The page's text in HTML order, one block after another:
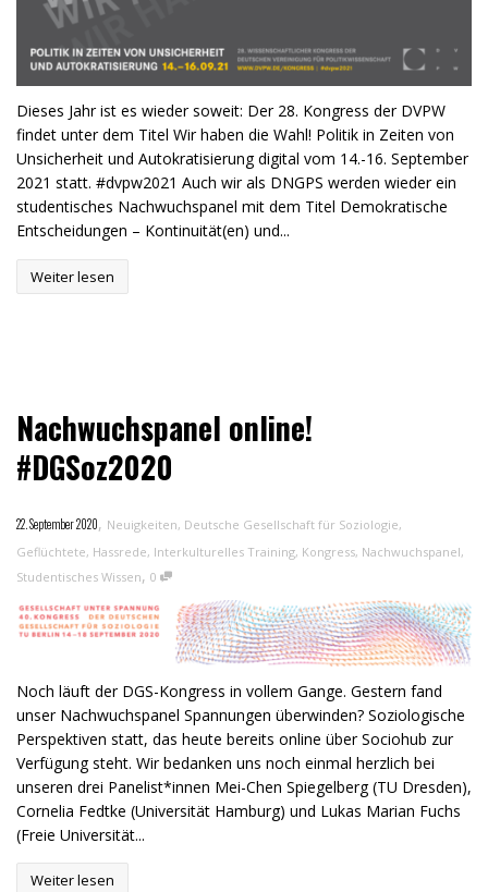
Dieses Jahr ist es wieder soweit: Der 28. Kongress der DVPW
findet unter dem Titel Wir haben die Wahl! Politik in Zeiten von
Unsicherheit und Autokratisierung digital vom 14.-16. September
2021 statt. #dvpw2021 Auch wir als DNGPS werden wieder ein
studentisches Nachwuchspanel mit dem Titel Demokratische
Entscheidungen – Kontinuität(en) und...
Weiter lesen
Nachwuchspanel online!
#DGSoz2020
22. September 2020, Neuigkeiten, Deutsche Gesellschaft für Soziologie,
Geflüchtete, Hassrede, Interkulturelles Training, Kongress, Nachwuchspanel,
Studentisches Wissen, 0
Noch läuft der DGS-Kongress in vollem Gange. Gestern fand
unser Nachwuchspanel Spannungen überwinden? Soziologische
Perspektiven statt, das heute bereits online über Sociohub zur
Verfügung steht. Wir bedanken uns noch einmal herzlich bei
unseren drei Panelist*innen Mei-Chen Spiegelberg (TU Dresden),
Cornelia Fedtke (Universität Hamburg) und Lukas Marian Fuchs
(Freie Universität...
Weiter lesen